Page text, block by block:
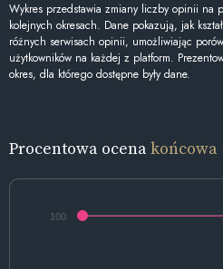
Wykres przedstawia zmiany liczby opinii na
kolejnych okresach. Dane pokazują, jak
różnych serwisach opinii, umożliwiając
użytkowników na każdej z platform.
okres, dla którego dostępne były dane.
Procentowa ocenakońcowa
100